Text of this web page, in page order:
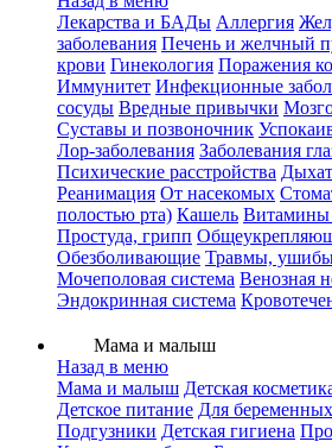
Лекарства и БАДы Аллергия
заболевания Печень и желчный
крови Гинекология Поражения
Иммунитет Инфекционные
сосуды Вредные привычки
Суставы и позвоночник
Лор-заболевания Заболевания
Психические расстройства
Реанимация От насекомых
полостью рта) Кашель Витамины
Простуда, грипп
Обезболивающие Травмы,
Мочеполовая система Венозная
Эндокринная система
Мама и малыш
Назад в меню
Мама и малыш Детская
Детское питание Для
Подгузники Детская гигиена